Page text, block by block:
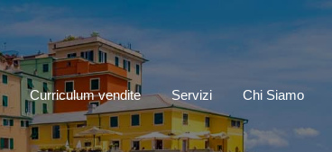
Curriculum vendite Servizi Chi Siamo